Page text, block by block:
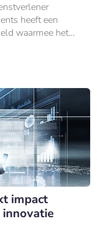
heeft een
waarmee het
met
impact
innovatie